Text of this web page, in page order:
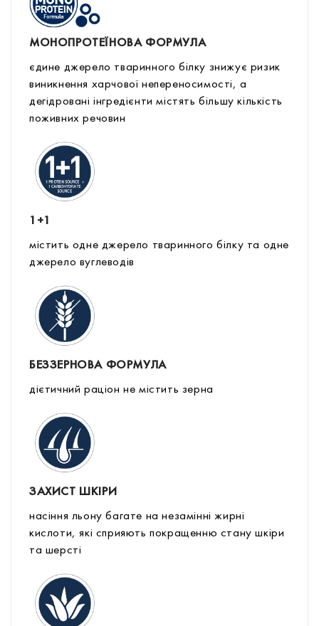
МОНОПРОТЕЇНОВА ФОРМУЛА
єдине джерело тваринного білку знижує ризик
виникнення харчової непереносимості, а
дегідровані інгредієнти містять більшу кількість
поживних речовин
1+1
містить одне джерело тваринного білку та одне
джерело вуглеводів
БЕЗЗЕРНОВА ФОРМУЛА
дієтичний раціон не містить зерна
ЗАХИСТ ШКІРИ
насіння льону багате на незамінні жирні
кислоти, які сприяють покращенню стану шкіри
та шерсті